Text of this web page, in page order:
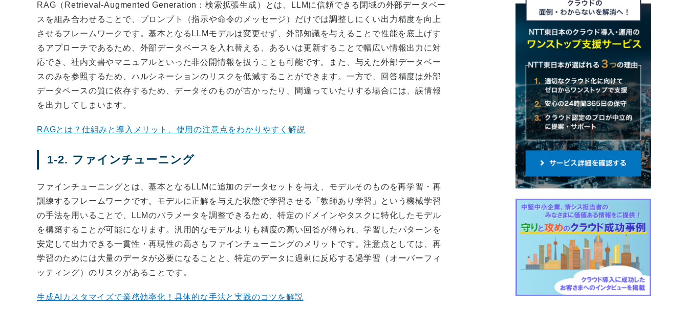
RAG（Retrieval-Augmented Generation：検索拡張生成）とは、LLMに信頼できる閉域の外部データベー
スを組み合わせることで、プロンプト（指示や命令のメッセージ）だけでは調整しにくい出力精度を向上
させるフレームワークです。基本となるLLMモデルは変更せず、外部知識を与えることで性能を底上げす
るアプローチであるため、外部データベースを入れ替える、あるいは更新することで幅広い情報出力に対
応でき、社内文書やマニュアルといった非公開情報を扱うことも可能です。また、与えた外部データベー
スのみを参照するため、ハルシネーションのリスクを低減することができます。一方で、回答精度は外部
データベースの質に依存するため、データそのものが古かったり、間違っていたりする場合には、誤情報
を出力してしまいます。
RAGとは？仕組みと導入メリット、使用の注意点をわかりやすく解説
1-2. ファインチューニング
ファインチューニングとは、基本となるLLMに追加のデータセットを与え、モデルそのものを再学習・再
訓練するフレームワークです。モデルに正解を与えた状態で学習させる「教師あり学習」という機械学習
の手法を用いることで、LLMのパラメータを調整できるため、特定のドメインやタスクに特化したモデル
を構築することが可能になります。汎用的なモデルよりも精度の高い回答が得られ、学習したパターンを
安定して出力できる一貫性・再現性の高さもファインチューニングのメリットです。注意点としては、再
学習のためには大量のデータが必要になることと、特定のデータに過剰に反応する過学習（オーバーフィ
ッティング）のリスクがあることです。
生成AIカスタマイズで業務効率化！具体的な手法と実践のコツを解説